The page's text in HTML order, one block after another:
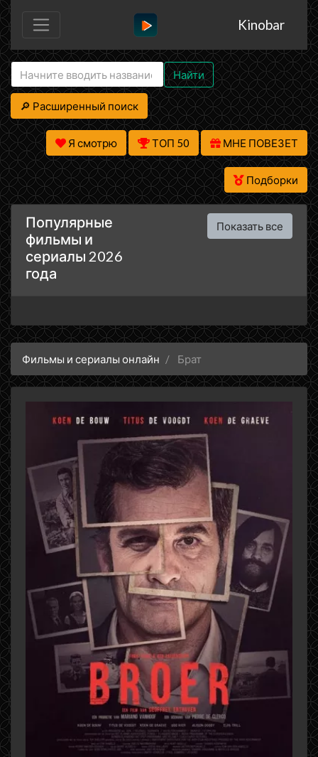
Kinobar
Найти
🔎 Расширенный поиск
Я смотрю ТОП 50 МНЕ ПОВЕЗЕТ
Подборки
Популярные
фильмы и
сериалы 2026
года
Показать все
Фильмы и сериалы онлайн Брат